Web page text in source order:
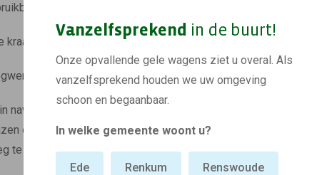
waterfles (bijvoorbeeld een Dopper).
kraan. Het kost weinig, laat geen lege plastic fles over als
– bestek of – borden.
navulverpakkingen: Het gaat hier vooral om
of plastic verpakkingen, als je zorgt dat ze navulbaar zijn
te gooien.
Vanzelfsprekend in de buurt!
Onze opvallende gele wagens ziet u overal. Als
vanzelfsprekend houden we uw omgeving
schoon en begaanbaar.
In welke gemeente woont u?
Ede Renkum Renswoude